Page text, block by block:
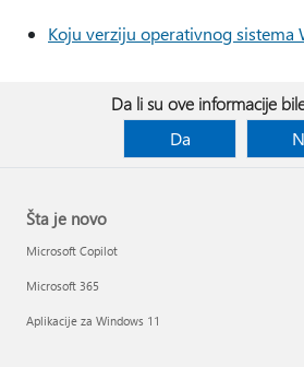
Koju verziju operativnog sistema
Da li su ove informacije
Da
Šta je novo
Microsoft Copilot
Microsoft 365
Aplikacije za Windows 11